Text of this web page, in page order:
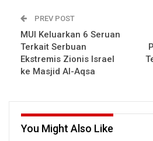
PREV POST
MUI Keluarkan 6 Seruan
Terkait Serbuan
Ekstremis Zionis Israel
ke Masjid Al-Aqsa
You Might Also Like